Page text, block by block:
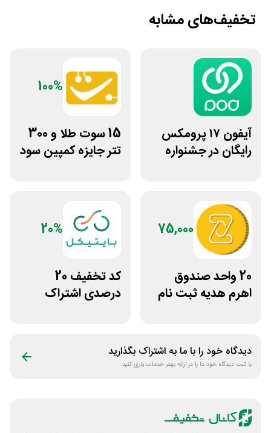
تخفیف‌های مشابه
آیفون ۱۷ پرومکس
رایگان در جشنواره
100%
15 سوت طلا و 300
تتر جایزه کمپین سود
75,000
20 واحد صندوق
اهرم هدیه ثبت نام
20%
کد تخفیف 20
درصدی اشتراک
دیدگاه خود را با ما به اشتراک بگذارید
با ثبت دیدگاه خود ما را در ارائه بهتر خدمات یاری کنید